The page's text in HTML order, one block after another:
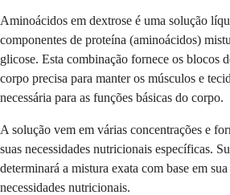
Aminoácidos em dextrose é uma solução
componentes de proteína (aminoácidos)
glicose. Esta combinação fornece os blocos
corpo precisa para manter os músculos e
necessária para as funções básicas do corpo.
A solução vem em várias concentrações e
suas necessidades nutricionais específicas.
determinará a mistura exata com base em
necessidades nutricionais.